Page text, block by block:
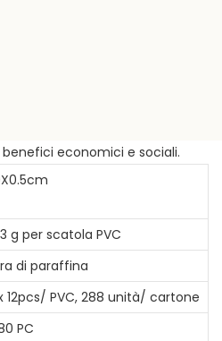
economici e sociali.
g per scatola PVC
di paraffina
12pcs/ PVC, 288 unità/ cartone
PC